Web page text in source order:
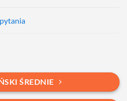
ŚREDNIE